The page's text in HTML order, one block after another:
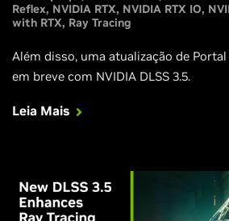
Reflex NVIDIA RTX NVIDIA RTX IO
with RTX Ray Tracing
Além disso, uma atualização de
em breve com NVIDIA DLSS 3.5.
Leia Mais